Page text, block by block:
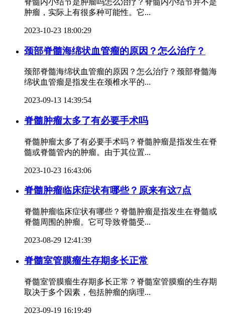
肿瘤，实际上有很多种可能性。它...
2023-10-23 18:00:29
颈部脊髓海绵状血管瘤的原因？怎么治疗？
颈部脊髓海绵状血管瘤的原因？怎么治疗？颈部脊髓海
绵状血管瘤是指发生在颈椎水平的...
2023-09-13 14:39:54
脊髓肿瘤太多了有必要手术吗
脊髓肿瘤太多了有必要手术吗？脊髓肿瘤是指发生在脊
髓或脊髓管内的肿瘤。由于其位置...
2023-10-23 16:43:06
脊髓肿瘤临床症状有哪些？原来有这7点
脊髓肿瘤临床症状有哪些？脊髓肿瘤是指发生在脊髓或
脊髓周围的肿瘤。它可导致脊髓受...
2023-08-29 12:41:39
脊髓室管膜瘤生存期多长正常
脊髓室管膜瘤生存期多长正常？脊髓室管膜瘤的生存期
取决于多个因素，包括肿瘤的病理...
2023-09-19 16:19:49